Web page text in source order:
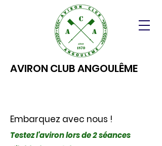
AVIRON CLUB ANGOULÊME
Embarquez avec nous !
Testez l'aviron lors de 2 séances